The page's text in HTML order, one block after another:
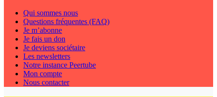
Qui sommes nous
Questions fréquentes (FAQ)
Je m’abonne
Je fais un don
Je deviens sociétaire
Les newsletters
Notre instance Peertube
Mon compte
Nous contacter